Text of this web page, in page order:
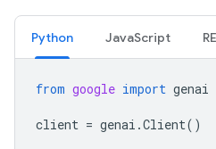
Python JavaScript
from google import genai
client = genai .Client()